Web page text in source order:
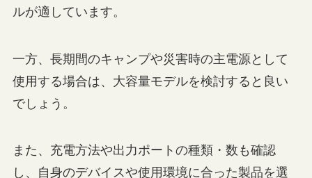
ルが適しています。
一方、長期間のキャンプや災害時の主電源として
使用する場合は、大容量モデルを検討すると良い
でしょう。
また、充電方法や出力ポートの種類・数も確認
し、自身のデバイスや使用環境に合った製品を選